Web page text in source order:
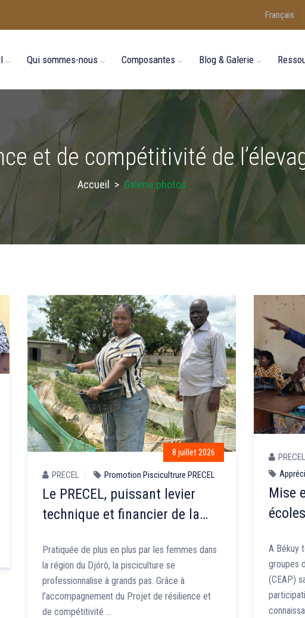
Français
Qui sommes-nous Composantes Blog & Galerie
et de compétitivité de
Accueil > Galerie photos
8 juillet 2026
PRECEL Promotion Piscicultrure PRECEL
Le PRECEL, puissant levier
technique et financier de la
Pratiquée de plus en plus par les femmes dans
la région du Djôrô, la pisciculture se
professionnalise à grands pas. Grâce à
l’accompagnement du Projet de résilience et
de compétitivité …
PRECEL
Mise
A Békuy
groupes
(CEAP)